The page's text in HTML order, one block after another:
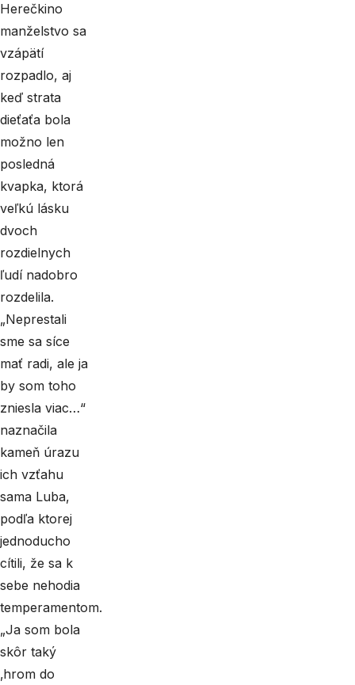
Herečkino
manželstvo sa
vzápätí
rozpadlo, aj
keď strata
dieťaťa bola
možno len
posledná
kvapka, ktorá
veľkú lásku
dvoch
rozdielnych
ľudí nadobro
rozdelila.
„Neprestali
sme sa síce
mať radi, ale ja
by som toho
zniesla viac…“
naznačila
kameň úrazu
ich vzťahu
sama Luba,
podľa ktorej
jednoducho
cítili, že sa k
sebe nehodia
temperamentom.
„Ja som bola
skôr taký
‚hrom do